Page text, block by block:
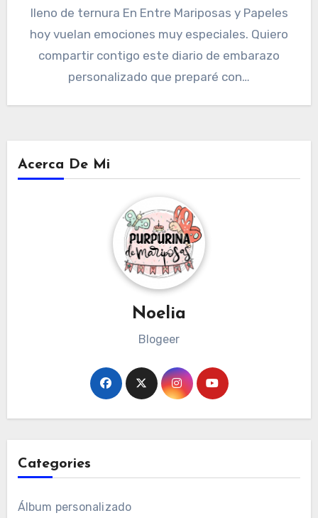
lleno de ternura En Entre Mariposas y Papeles
hoy vuelan emociones muy especiales. Quiero
compartir contigo este diario de embarazo
personalizado que preparé con…
Acerca De Mi
Noelia
Blogeer
Categories
Álbum personalizado